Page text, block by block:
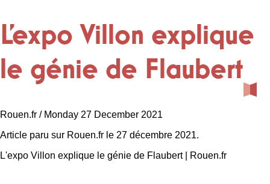
L'expo Villon explique
le génie de Flaubert
Rouen.fr / Monday 27 December 2021
Article paru sur Rouen.fr le 27 décembre 2021.
L'expo Villon explique le génie de Flaubert | Rouen.fr